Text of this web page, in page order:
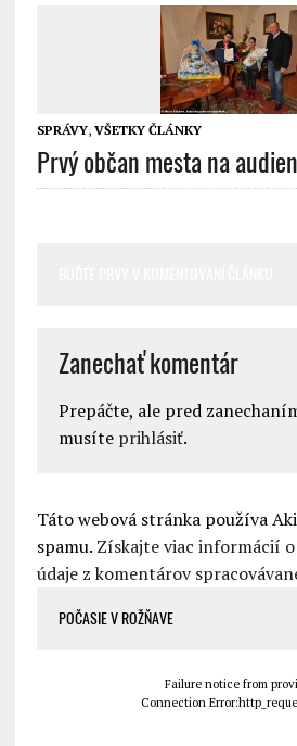
SPRÁVY, VŠETKY ČLÁNKY
Prvý občan mesta na
Zanechať komentár
Prepáčte, ale pred
musíte prihlásiť.
Táto webová stránka používa
spamu. Získajte viac informácií o
údaje z komentárov
POČASIE V ROŽŇAVE
Failure notice from
Connection